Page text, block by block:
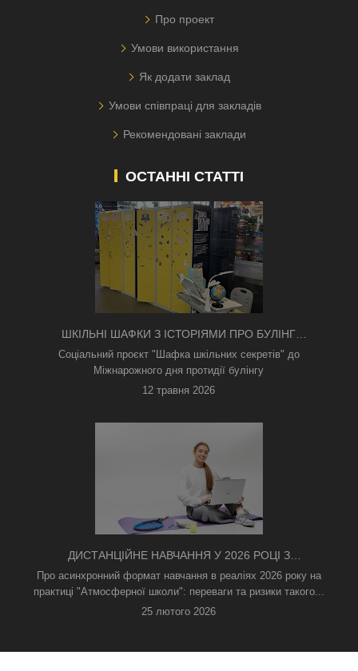
Про проект
Умови використання
Як додати заклад
Умови співпраці для закладів
Рекомендовані заклади
ОСТАННІ СТАТТІ
ШКІЛЬНІ ШАФКИ З ІСТОРІЯМИ ПРО БУЛІНГ
З'ЯВИЛИСЯ В КИЄВІ
Соціальний проєкт "Шафка шкільних секретів" до
Міжнарожного дня протидії булінгу
12 травня 2026
ДИСТАНЦІЙНЕ НАВЧАННЯ У 2026 РОЦІ З
ТРИВОГАМИ ТА БЕЗ СВІТЛА: ЯК АСИНХРОННИЙ
ФОРМАТ РЯТУЄ ОСВІТНІЙ ПРОЦЕС
Про асинхронний формат навчання в реаліях 2026 року на
практиці "Атмосферної школи": переваги та ризики такого...
25 лютого 2026